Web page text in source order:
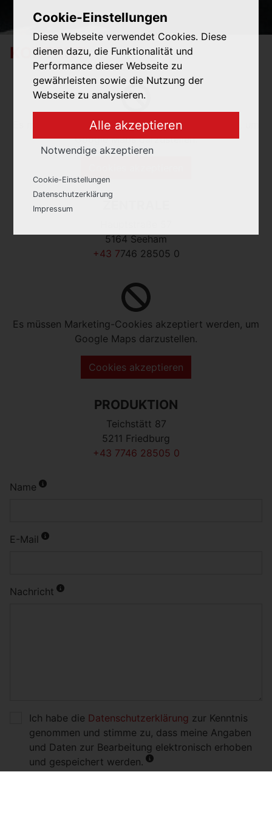
KONTAKT
Es müssen Marketing-Cookies akzeptiert werden, um
Google Maps darzustellen.
5164 Seeham
+43 7746 28505 0
Es müssen Marketing-Cookies akzeptiert werden, um
Google Maps darzustellen.
Cookies akzeptieren
PRODUKTION
Teichstätt 87
5211 Friedburg
+43 7746 28505 0
Name
E-Mail
Nachricht
Ich habe die Datenschutzerklärung zur Kenntnis
genommen und stimme zu, dass meine Angaben
und Daten zur Bearbeitung elektronisch erhoben
und gespeichert werden.
Cookie-Einstellungen
Diese Webseite verwendet Cookies. Diese
dienen dazu, die Funktionalität und
Performance dieser Webseite zu
gewährleisten sowie die Nutzung der
Webseite zu analysieren.
Alle akzeptieren
Notwendige akzeptieren
Notwendige
: Diese Cookies ermöglichen die
: Diese Cookies werden mit
Partnern (Drittanbieter) geteilt, um z.B.
personalisierte Werbung anzubieten.
Einstellungen speichern
Cookie-Einstellungen
Datenschutzerklärung
Impressum